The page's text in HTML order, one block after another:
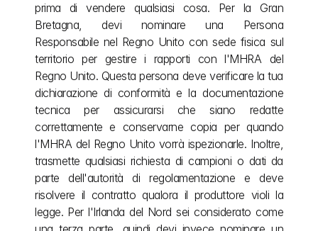
prima di vendere qualsiasi cosa. Per la Gran
Bretagna, devi nominare una Persona
Responsabile nel Regno Unito con sede fisica sul
territorio per gestire i rapporti con l'MHRA del
Regno Unito. Questa persona deve verificare la tua
dichiarazione di conformità e la documentazione
tecnica per assicurarsi che siano redatte
correttamente e conservarne copia per quando
l'MHRA del Regno Unito vorrà ispezionarle. Inoltre,
trasmette qualsiasi richiesta di campioni o dati da
parte dell'autorità di regolamentazione e deve
risolvere il contratto qualora il produttore violi la
legge. Per l'Irlanda del Nord sei considerato come